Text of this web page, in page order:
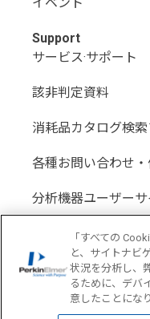
Support
サービス·サポート
該非判定資料
消耗品カタログ検
各種お問い合わせ
分析機器ユーザーサ
分析機器代理店サ
Location: Japan(
「すべての
と、サイトナビ
状況を分析し、
るために、デバ
意したことにな